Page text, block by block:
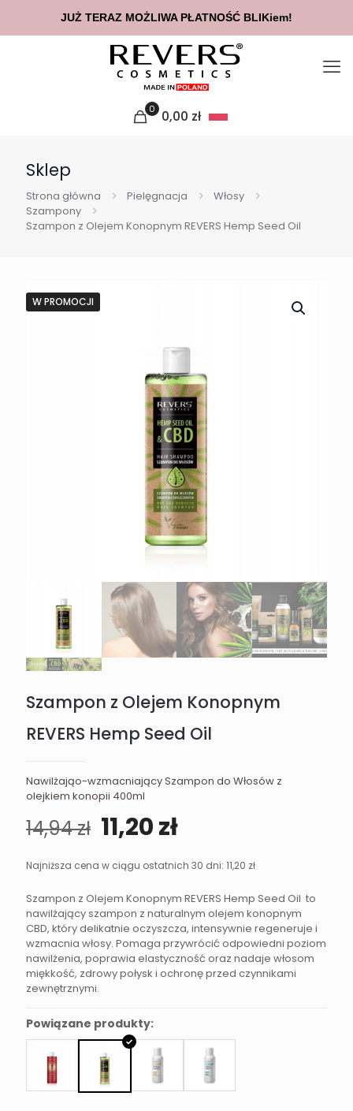
0 0,00 zł
Sklep
Strona główna Pielęgnacja
Włosy
Szampony
Szampon z Olejem Konopnym REVERS Hemp Seed Oil
W PROMOCJI
Szampon z Olejem Konopnym
REVERS Hemp Seed Oil
Nawilżająo-wzmacniający Szampon do Włosów z
olejkiem konopii 400ml
14,94zł Pierwotna
wynosiła:
14,94 zł.
11,20złAktualna
wynosi:
11,20 zł.
Najniższa cena w ciągu ostatnich 30 dni: 11,20 zł
Szampon z Olejem Konopnym REVERS Hemp Seed Oil to
nawilżający szampon z naturalnym olejem konopnym
CBD, który delikatnie oczyszcza, intensywnie regeneruje i
wzmacnia włosy. Pomaga przywrócić odpowiedni poziom
nawilżenia, poprawia elastyczność oraz nadaje włosom
miękkość, zdrowy połysk i ochronę przed czynnikami
zewnętrznymi.
Powiązane produkty:
JUŻ TERAZ MOŻLIWA PŁATNOŚĆ BLIKiem!